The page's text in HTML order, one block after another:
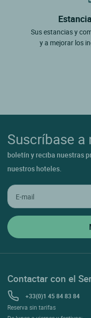
Sus estancias y
y a mejorar los
Suscríbase a
boletín y reciba nuestras
nuestros hoteles.
Contactar con el
+33(0)1 45 84 83 84
Reserva sin tarifas